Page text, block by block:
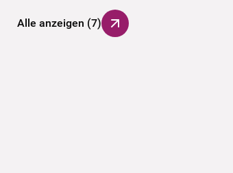
Alle anzeigen (7)